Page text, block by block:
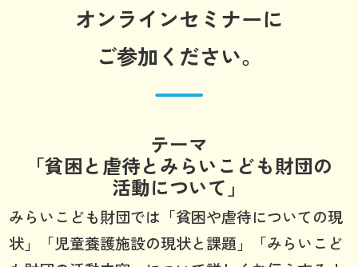
オンラインセミナーに
ご参加ください。
テーマ
「貧困と虐待とみらいこども財団の
活動について」
みらいこども財団では「貧困や虐待についての現
状」「児童養護施設の現状と課題」「みらいこど